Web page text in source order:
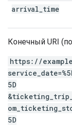
arrival time
Конечный URI
https://
5D
5D